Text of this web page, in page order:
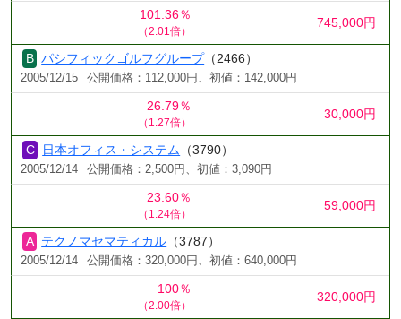
101.36％
（2.01倍）
745,000円
パシフィックゴルフグループ（2466）
2005/12/15 公開価格：112,000円、初値：142,000円
26.79％
（1.27倍）
30,000円
日本オフィス・システム （3790）
2005/12/14 公開価格：2,500円、初値：3,090円
23.60％
（1.24倍）
59,000円
テクノマセマティカル （3787）
2005/12/14 公開価格：320,000円、初値：640,000円
100％
（2.00倍）
320,000円